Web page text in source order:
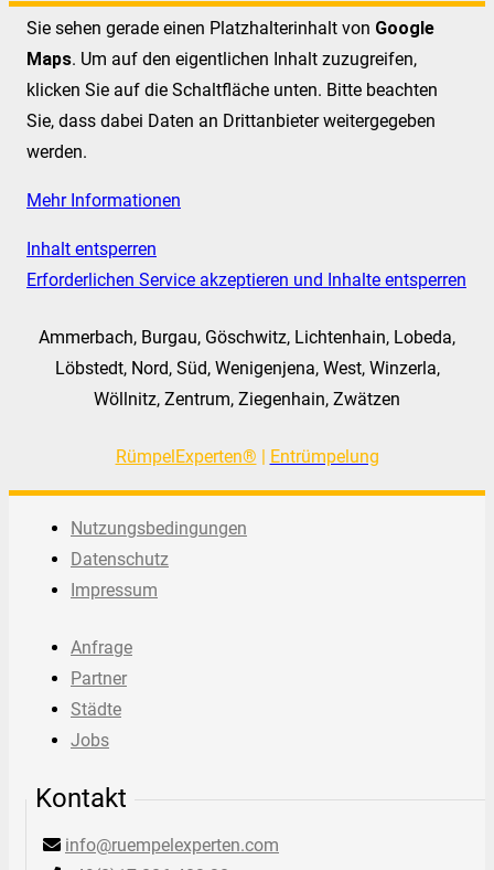
Sie sehen gerade einen Platzhalterinhalt von Google
Maps. Um auf den eigentlichen Inhalt zuzugreifen,
klicken Sie auf die Schaltfläche unten. Bitte beachten
Sie, dass dabei Daten an Drittanbieter weitergegeben
werden.
Mehr Informationen
Inhalt entsperren
Erforderlichen Service akzeptieren und Inhalte entsperren
Ammerbach, Burgau, Göschwitz, Lichtenhain, Lobeda,
Löbstedt, Nord, Süd, Wenigenjena, West, Winzerla,
Wöllnitz, Zentrum, Ziegenhain, Zwätzen
RümpelExperten® Entrümpelung
Nutzungsbedingungen
Datenschutz
Impressum
Anfrage
Partner
Städte
Jobs
Kontakt
info@ruempelexperten.com